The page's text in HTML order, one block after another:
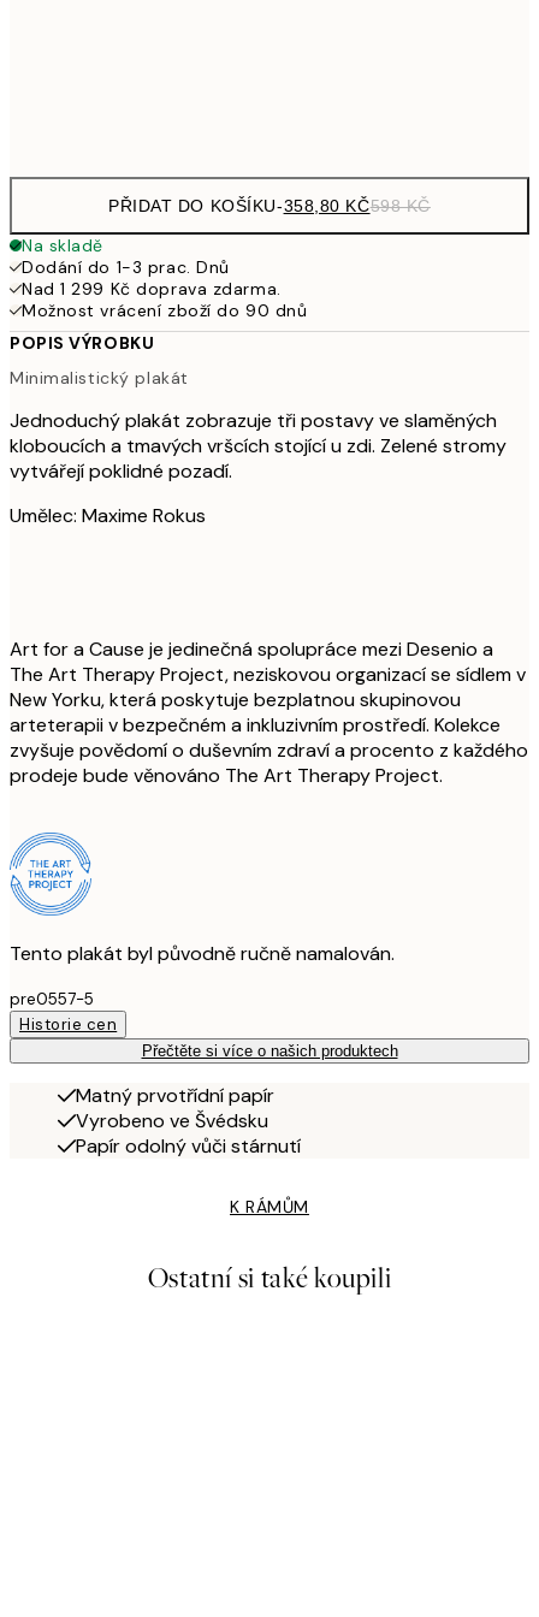
PŘIDAT DO KOŠÍKU-358,80 KČ598 KČ
Na skladě
Dodání do 1-3 prac. Dnů
Nad 1 299 Kč doprava zdarma.
Možnost vrácení zboží do 90 dnů
POPIS VÝROBKU
Minimalistický plakát
Jednoduchý plakát zobrazuje tři postavy ve slaměných
kloboucích a tmavých vršcích stojící u zdi. Zelené stromy
vytvářejí poklidné pozadí.
Umělec: Maxime Rokus
Art for a Cause je jedinečná spolupráce mezi Desenio a
The Art Therapy Project, neziskovou organizací se sídlem v
New Yorku, která poskytuje bezplatnou skupinovou
arteterapii v bezpečném a inkluzivním prostředí. Kolekce
zvyšuje povědomí o duševním zdraví a procento z každého
prodeje bude věnováno The Art Therapy Project.
Tento plakát byl původně ručně namalován.
pre0557-5
Historie cen
Přečtěte si více o našich produktech
Matný prvotřídní papír
Vyrobeno ve Švédsku
Papír odolný vůči stárnutí
K RÁMŮM
Ostatní si také koupili